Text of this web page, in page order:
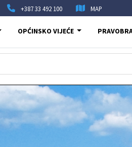
+387 33 492 100 MAP
OPĆINSKO VIJEĆE